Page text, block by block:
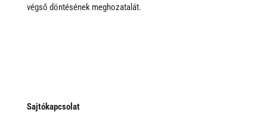
végső döntésének meghozatalát.
Sajtókapcsolat